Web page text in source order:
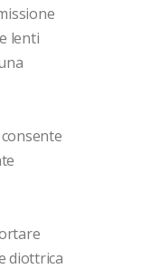
lenti
diottrica